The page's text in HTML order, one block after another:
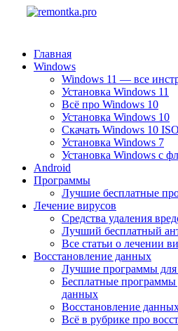
Главная
Windows
Windows 11 — все
Установка Windows 11
Всё про Windows 10
Установка Windows 10
Скачать Windows 10
Установка Windows 7
Установка Windows с
Android
Программы
Лучшие бесплатные
Лечение вирусов
Средства удаления
Лучший бесплатный
Все статьи о лечении
Восстановление данных
Лучшие программы для
Бесплатные программы
данных
Восстановление
Всё в рубрике про